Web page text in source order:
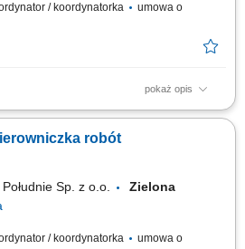
/ koordynatorka
umowa o
pokaż opis
lubuskie Co jest dla nas
robót mostowych będzie dodatkowym
prawa budowlanego, przepisów BHP;
robót
Sp. z o.o.
Zielona
/ koordynatorka
umowa o